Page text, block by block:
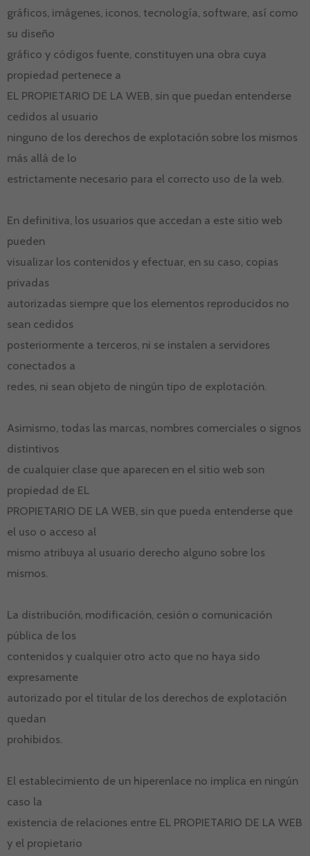
gráficos, imágenes, iconos, tecnología, software, así como
su diseño
gráfico y códigos fuente, constituyen una obra cuya
propiedad pertenece a
EL PROPIETARIO DE LA WEB, sin que puedan entenderse
cedidos al usuario
ninguno de los derechos de explotación sobre los mismos
más allá de lo
estrictamente necesario para el correcto uso de la web.
En definitiva, los usuarios que accedan a este sitio web
pueden
visualizar los contenidos y efectuar, en su caso, copias
privadas
autorizadas siempre que los elementos reproducidos no
sean cedidos
posteriormente a terceros, ni se instalen a servidores
conectados a
redes, ni sean objeto de ningún tipo de explotación.
Asimismo, todas las marcas, nombres comerciales o signos
distintivos
de cualquier clase que aparecen en el sitio web son
propiedad de EL
PROPIETARIO DE LA WEB, sin que pueda entenderse que
el uso o acceso al
mismo atribuya al usuario derecho alguno sobre los
mismos.
La distribución, modificación, cesión o comunicación
pública de los
contenidos y cualquier otro acto que no haya sido
expresamente
autorizado por el titular de los derechos de explotación
quedan
prohibidos.
El establecimiento de un hiperenlace no implica en ningún
caso la
existencia de relaciones entre EL PROPIETARIO DE LA WEB
y el propietario